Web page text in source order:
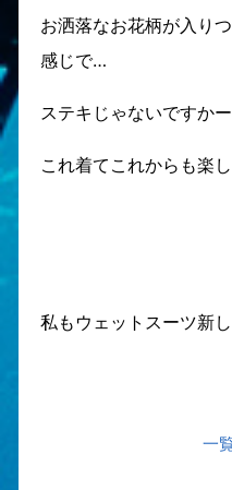
お洒落なお花柄が入り
感じで…
ステキじゃないですかー
これ着てこれからも楽
私もウェットスーツ新
一